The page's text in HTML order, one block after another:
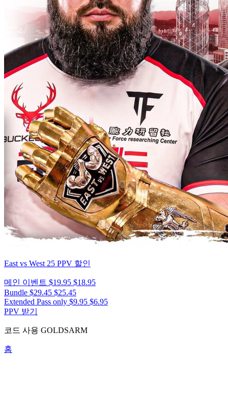
East vs West 25 PPV 할인
메인 이벤트 $19.95 $18.95
Bundle $29.45 $25.45
Extended Pass only $9.95 $6.95
PPV 받기
코드 사용 GOLDSARM
홈